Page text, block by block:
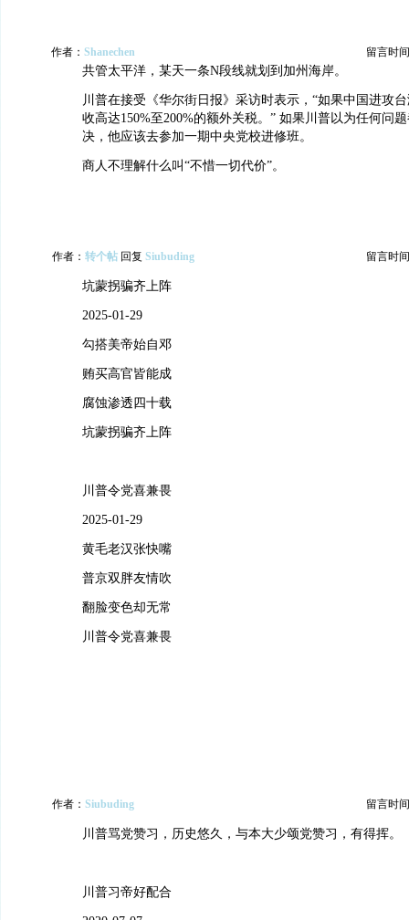
作者： Shanechen 留言时
共管太平洋，某天一条N段线就划到加州海岸。
川普在接受《华尔街日报》采访时表示，“如果中国进攻
收高达150%至200%的额外关税。” 如果川普以为任何问
决，他应该去参加一期中央党校进修班。
商人不理解什么叫“不惜一切代价”。
作者： 转个帖 回复 Siubuding 留言时
坑蒙拐骗齐上阵
2025-01-29
勾搭美帝始自邓
贿买高官皆能成
腐蚀渗透四十载
坑蒙拐骗齐上阵
川普令党喜兼畏
2025-01-29
黄毛老汉张快嘴
普京双胖友情吹
翻脸变色却无常
川普令党喜兼畏
作者： Siubuding 留言时
川普骂党赞习，历史悠久，与本大少颂党赞习，有得挥。
川普习帝好配合